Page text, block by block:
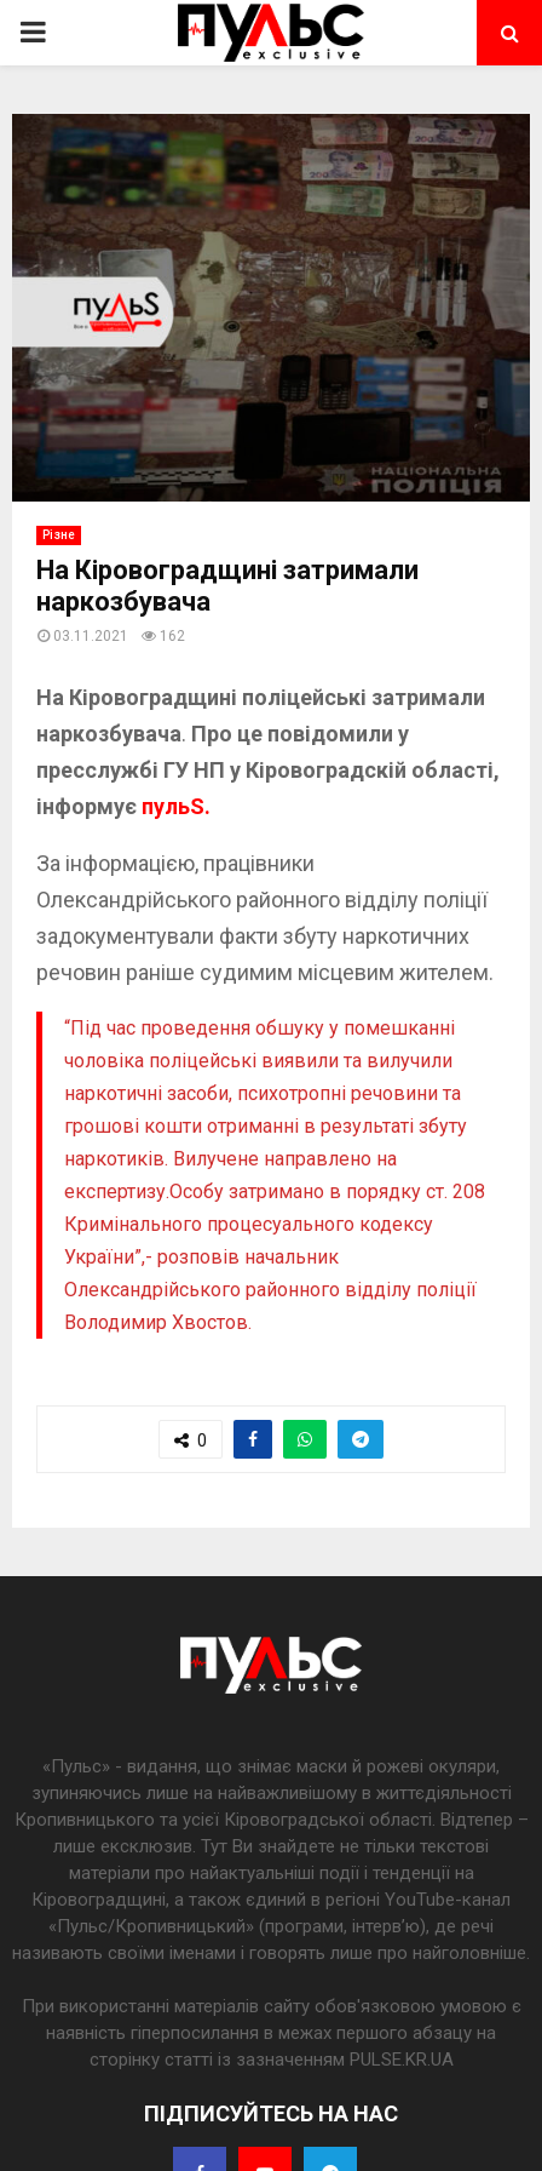
PRIMARY
Різне
На Кіровоградщині затримали
наркозбувача
03.11.2021 162
На Кіровоградщині поліцейські затримали
наркозбувача. Про це повідомили у
пресслужбі ГУ НП у Кіровоградскій області,
інформує пульS.
За інформацією, працівники
Олександрійського районного відділу поліції
задокументували факти збуту наркотичних
речовин раніше судимим місцевим жителем.
“Під час проведення обшуку у помешканні
чоловіка поліцейські виявили та вилучили
наркотичні засоби, психотропні речовини та
грошові кошти отриманні в результаті збуту
наркотиків. Вилучене направлено на
експертизу.Особу затримано в порядку ст. 208
Кримінального процесуального кодексу
України”,- розповів начальник
Олександрійського районного відділу поліції
Володимир Хвостов.
0
«Пульс» - видання, що знімає маски й рожеві окуляри,
зупиняючись лише на найважливішому в життєдіяльності
Кропивницького та усієї Кіровоградської області. Відтепер –
лише ексклюзив. Тут Ви знайдете не тільки текстові
матеріали про найактуальніші події і тенденції на
Кіровоградщині, а також єдиний в регіоні YouTube-канал
«Пульс/Кропивницький» (програми, інтерв’ю), де речі
називають своїми іменами і говорять лише про найголовніше.
При використанні матеріалів сайту обов'язковою умовою є
наявність гіперпосилання в межах першого абзацу на
сторінку статті із зазначенням PULSE.KR.UA
ПІДПИСУЙТЕСЬ НА НАС